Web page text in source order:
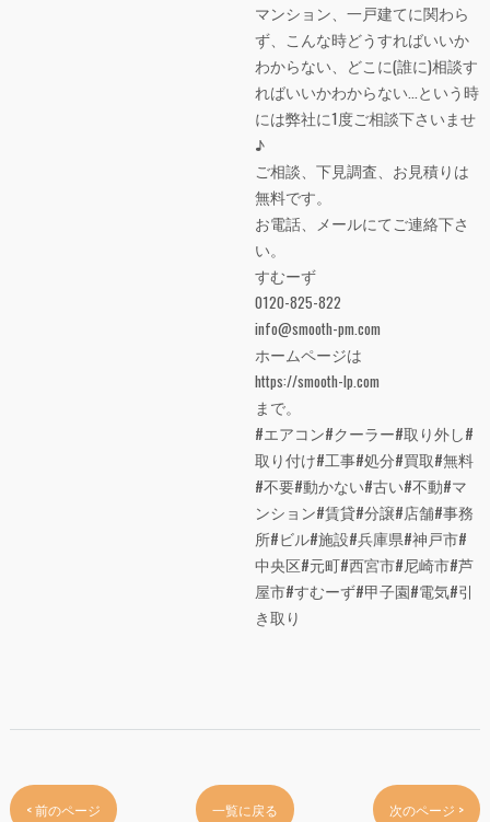
マンション、一戸建てに関わら
ず、こんな時どうすればいいか
わからない、どこに(誰に)相談す
ればいいかわからない…という時
には弊社に1度ご相談下さいませ
♪
ご相談、下見調査、お見積りは
無料です。
お電話、メールにてご連絡下さ
い。
すむーず
0120-825-822
info@smooth-pm.com
ホームページは
https://smooth-lp.com
まで。
#エアコン#クーラー#取り外し#
取り付け#工事#処分#買取#無料
#不要#動かない#古い#不動#マ
ンション#賃貸#分譲#店舗#事務
所#ビル#施設#兵庫県#神戸市#
中央区#元町#西宮市#尼崎市#芦
屋市#すむーず#甲子園#電気#引
き取り
< 前のページ 一覧に戻る 次のページ >